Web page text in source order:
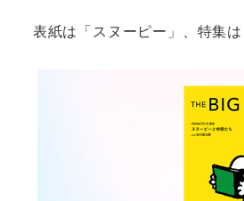
表紙は「スヌーピー」、特集